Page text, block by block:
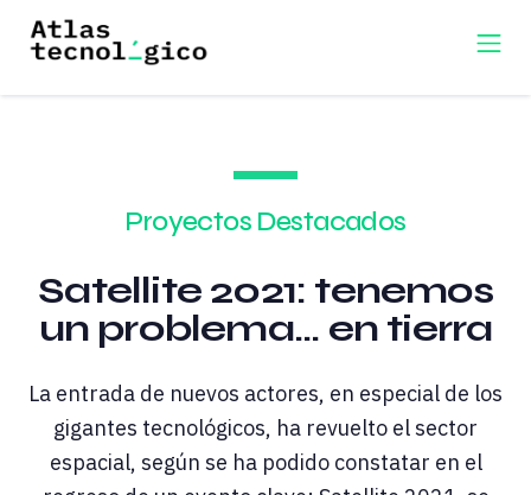
Proyectos Destacados
Satellite 2021: tenemos
un problema... en tierra
La entrada de nuevos actores, en especial de los
gigantes tecnológicos, ha revuelto el sector
espacial, según se ha podido constatar en el